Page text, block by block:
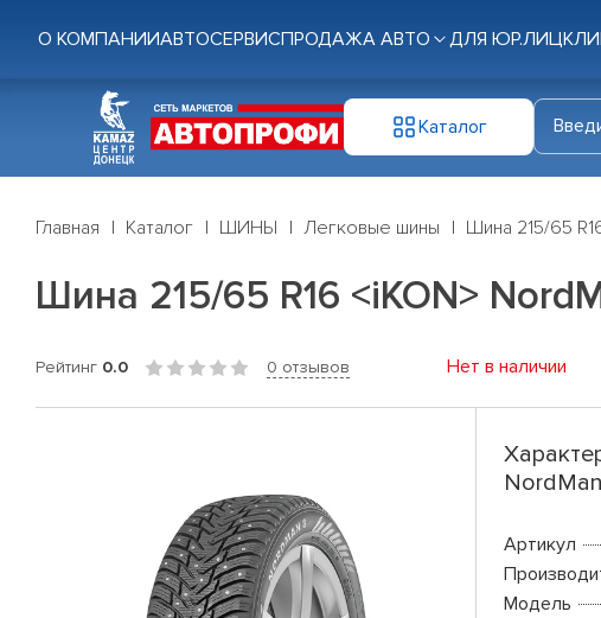
О КОМПАНИИАВТОСЕРВИСПРОДАЖА АВТО ДЛЯ ЮР.ЛИЦ
Каталог
Главная Каталог ШИНЫ Легковые шины Шина 215/65
Шина 215/65 R16 <iKON>
Рейтинг 0.0 0 отзывов Нет в наличии
Артикул
Модель